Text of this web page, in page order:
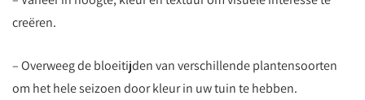
creëren.
– Overweeg de bloeitijden van verschillende plantensoorten
om het hele seizoen door kleur in uw tuin te hebben.